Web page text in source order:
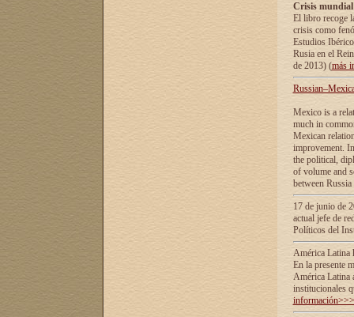
Crisis
El libro recoge
crisis como
Estudios
Rusia en el
de 2013) (más
Mexico is a
much in
Mexican
improvement.
the political,
of volume and
between
17 de junio de
actual jefe de
Políticos del
América Latina
En la presente
América Latina
institucionales
información>>>